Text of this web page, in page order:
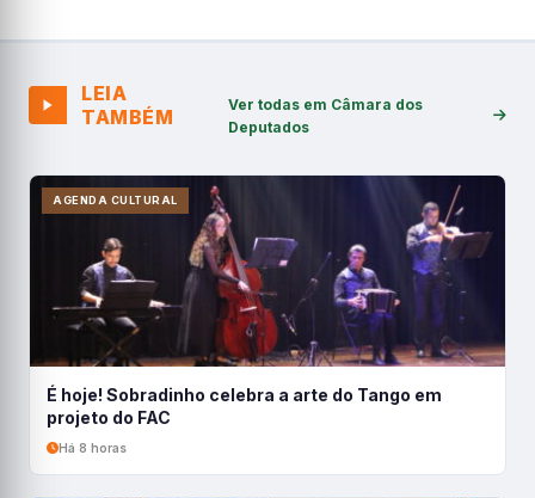
LEIA
TAMBÉM
Ver todas em Câmara dos
Deputados
AGENDA CULTURAL
É hoje! Sobradinho celebra a arte do Tango em
projeto do FAC
Há 8 horas